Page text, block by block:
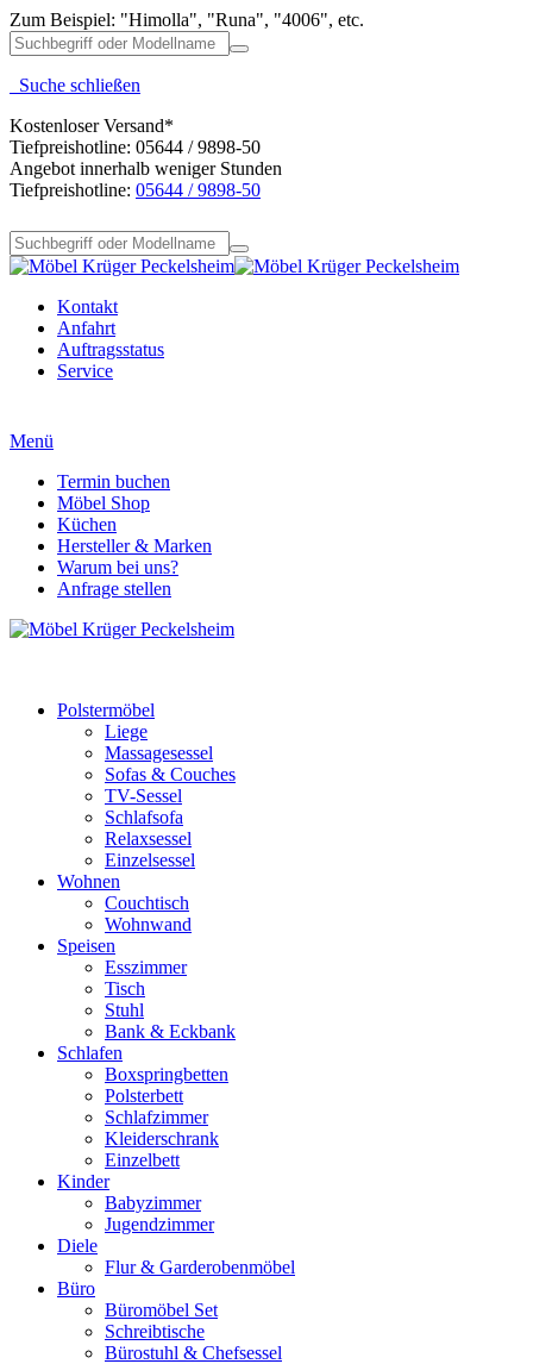
Zum Beispiel: "Himolla", "Runa", "4006", etc.
Suche schließen
Kostenloser Versand*
Tiefpreishotline: 05644 / 9898-50
Angebot innerhalb weniger Stunden
Tiefpreishotline: 05644 / 9898-50
Kontakt
Anfahrt
Auftragsstatus
Service
Menü
Termin buchen
Möbel Shop
Küchen
Hersteller & Marken
Warum bei uns?
Anfrage stellen
Polstermöbel
Liege
Massagesessel
Sofas & Couches
TV-Sessel
Schlafsofa
Relaxsessel
Einzelsessel
Wohnen
Couchtisch
Wohnwand
Speisen
Esszimmer
Tisch
Stuhl
Bank & Eckbank
Schlafen
Boxspringbetten
Polsterbett
Schlafzimmer
Kleiderschrank
Einzelbett
Kinder
Babyzimmer
Jugendzimmer
Diele
Flur & Garderobenmöbel
Büro
Büromöbel Set
Schreibtische
Bürostuhl & Chefsessel